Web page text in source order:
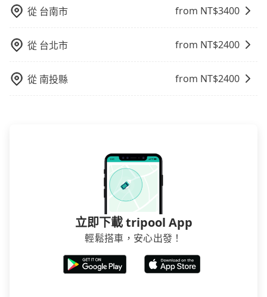
質、品質不一，如行程有問題，事後無法提供客服申訴
處理。
從 台南市 from NT$3400
從 台北市 from NT$2400
從 南投縣 from NT$2400
立即下載 tripool App
輕鬆搭車，安心出發！